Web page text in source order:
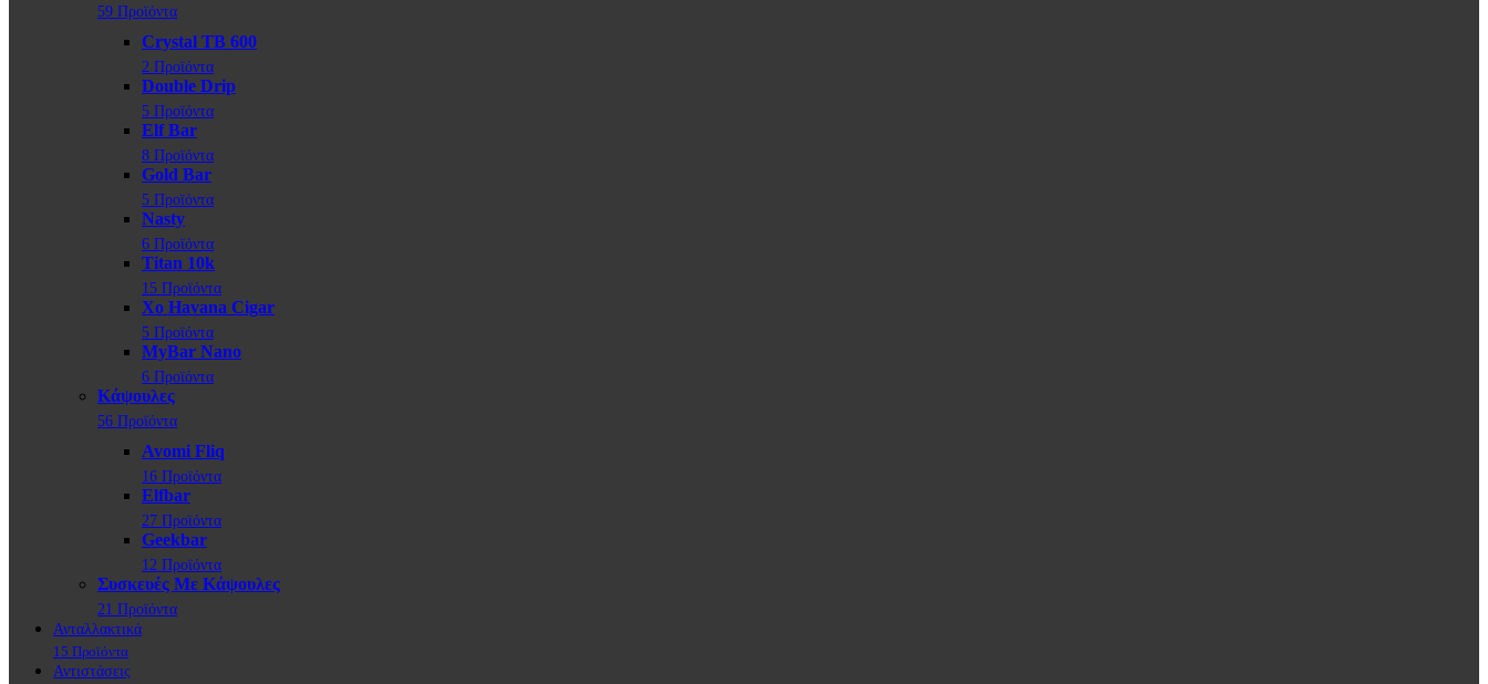
59 Προϊόντα
Crystal TB 600
2 Προϊόντα
Double Drip
5 Προϊόντα
Elf Bar
8 Προϊόντα
Gold Bar
5 Προϊόντα
Nasty
6 Προϊόντα
Titan 10k
15 Προϊόντα
Xo Havana Cigar
5 Προϊόντα
MyBar Nano
6 Προϊόντα
Κάψουλες
56 Προϊόντα
Avomi Fliq
16 Προϊόντα
Elfbar
27 Προϊόντα
Geekbar
12 Προϊόντα
Συσκευές Με Κάψουλες
21 Προϊόντα
Ανταλλακτικά
15 Προϊόντα
Αντιστάσεις